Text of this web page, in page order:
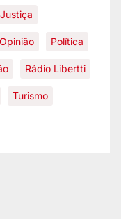
Justiça
Opinião Política
Rádio Libertti
Turismo